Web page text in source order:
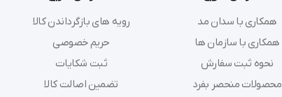
همکاری با سدان مد
همکاری با سازمان ها
نحوه ثبت سفارش
محصولات منحصر بفرد
رویه های بازگرداندن کالا
حریم خصوصی
ثبت شکایات
تضمین اصالت کالا